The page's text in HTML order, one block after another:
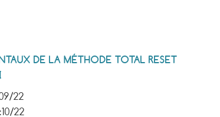
DE LA MÉTHODE TOTAL RESET
22
10/22